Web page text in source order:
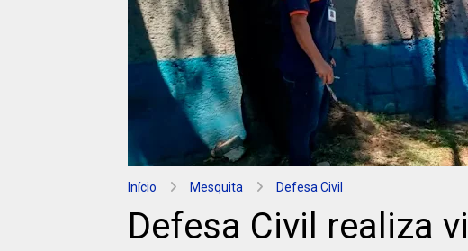
Início Mesquita Defesa Civil
Defesa Civil realiza